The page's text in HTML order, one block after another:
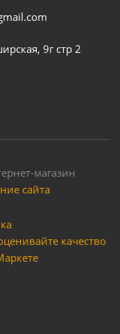
9г стр 2
магазин
сайта